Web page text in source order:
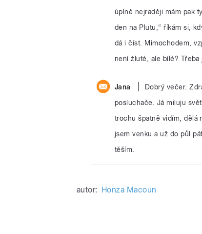
úplně nejraději mám pak
den na Plutu,“ říkám si,
dá i číst. Mimochodem,
není žluté, ale bílé?
Jana
Dobrý večer.
posluchače. Já miluju
trochu špatně vidím, dělá
jsem venku a už do půl
těším.
autor: Honza Macoun